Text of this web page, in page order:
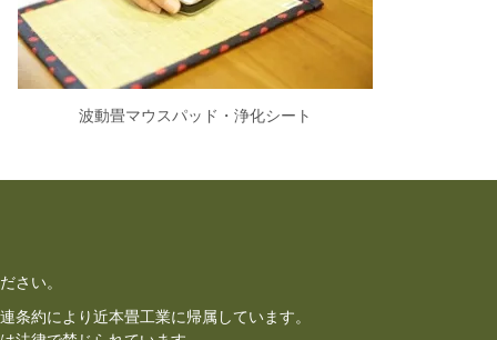
波動畳マウスパッド・浄化シート
さい。
約により近本畳工業に帰属しています。